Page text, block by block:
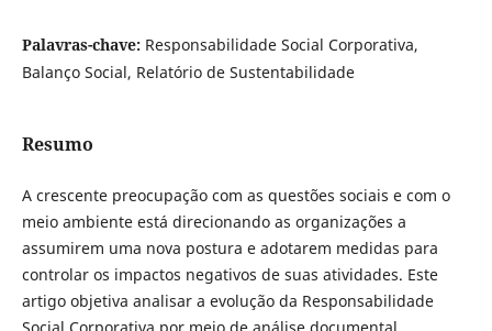
Palavras-chave: Responsabilidade Social Corporativa,
Balanço Social, Relatório de Sustentabilidade
Resumo
A crescente preocupação com as questões sociais e com o
meio ambiente está direcionando as organizações a
assumirem uma nova postura e adotarem medidas para
controlar os impactos negativos de suas atividades. Este
artigo objetiva analisar a evolução da Responsabilidade